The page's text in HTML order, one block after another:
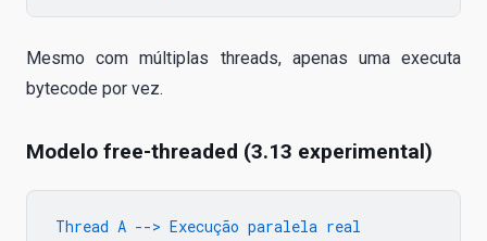
Mesmo com múltiplas threads, apenas uma executa
bytecode por vez.
Modelo free-threaded (3.13 experimental)
Thread A --> Execução paralela real